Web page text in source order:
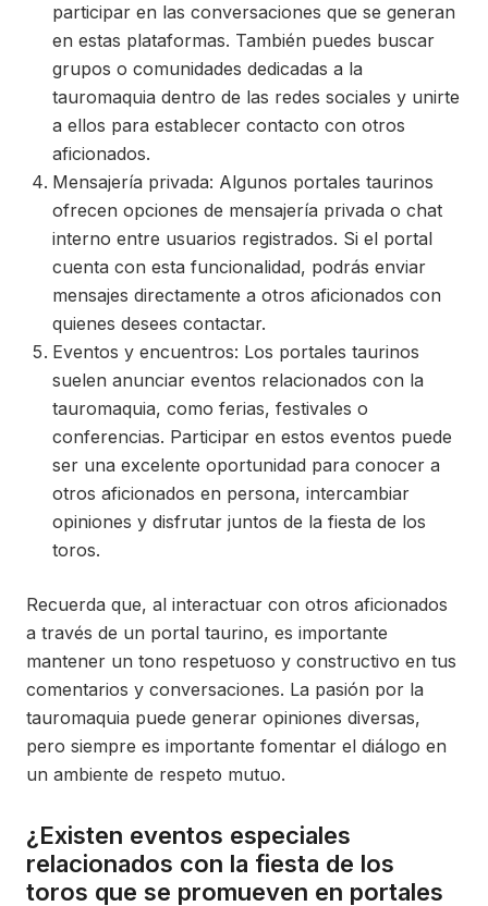
participar en las conversaciones que se generan
en estas plataformas. También puedes buscar
grupos o comunidades dedicadas a la
tauromaquia dentro de las redes sociales y unirte
a ellos para establecer contacto con otros
aficionados.
Mensajería privada: Algunos portales taurinos
ofrecen opciones de mensajería privada o chat
interno entre usuarios registrados. Si el portal
cuenta con esta funcionalidad, podrás enviar
mensajes directamente a otros aficionados con
quienes desees contactar.
Eventos y encuentros: Los portales taurinos
suelen anunciar eventos relacionados con la
tauromaquia, como ferias, festivales o
conferencias. Participar en estos eventos puede
ser una excelente oportunidad para conocer a
otros aficionados en persona, intercambiar
opiniones y disfrutar juntos de la fiesta de los
toros.
Recuerda que, al interactuar con otros aficionados
a través de un portal taurino, es importante
mantener un tono respetuoso y constructivo en tus
comentarios y conversaciones. La pasión por la
tauromaquia puede generar opiniones diversas,
pero siempre es importante fomentar el diálogo en
un ambiente de respeto mutuo.
¿Existen eventos especiales
relacionados con la fiesta de los
toros que se promueven en portales